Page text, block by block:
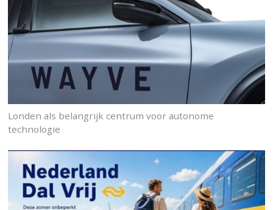
Londen als belangrijk centrum voor autonome
technologie